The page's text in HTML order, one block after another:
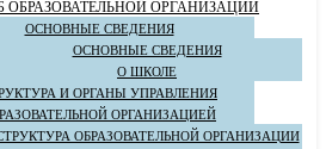
ОБРАЗОВАТЕЛЬНОЙ ОРГАНИЗАЦИИ
ОСНОВНЫЕ СВЕДЕНИЯ
ОСНОВНЫЕ СВЕДЕНИЯ
О ШКОЛЕ
И ОРГАНЫ УПРАВЛЕНИЯ
ОРГАНИЗАЦИЕЙ
ОБРАЗОВАТЕЛЬНОЙ ОРГАНИЗАЦИИ